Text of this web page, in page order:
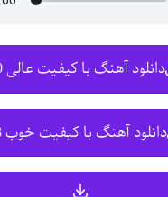
دانلود آهنگ با کیفیت عالی 320
دانلود آهنگ با کیفیت خوب 128